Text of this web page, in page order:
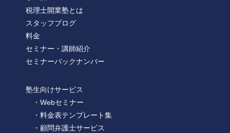
税理士開業塾とは
スタッフブログ
料金
セミナー・講師紹介
セミナーバックナンバー
塾生向けサービス
・Webセミナー
・料金表テンプレート集
・顧問弁護士サービス